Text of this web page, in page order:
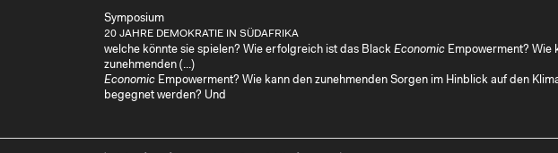
Symposium
20 JAHRE DEMOKRATIE IN SÜDAFRIKA
welche könnte sie spielen? Wie erfolgreich ist das Black Economic Empowerment? Wie
zunehmenden (...)
Economic Empowerment? Wie kann den zunehmenden Sorgen im Hinblick auf den
begegnet werden? Und